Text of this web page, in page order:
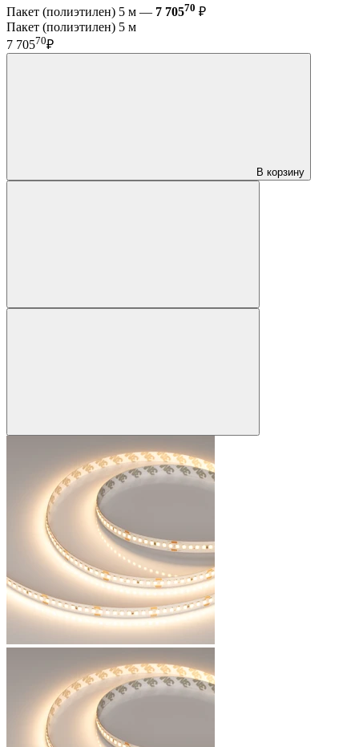
Пакет (полиэтилен) 5 м — 7 70570 ₽
Пакет (полиэтилен) 5 м
7 70570₽
В корзину